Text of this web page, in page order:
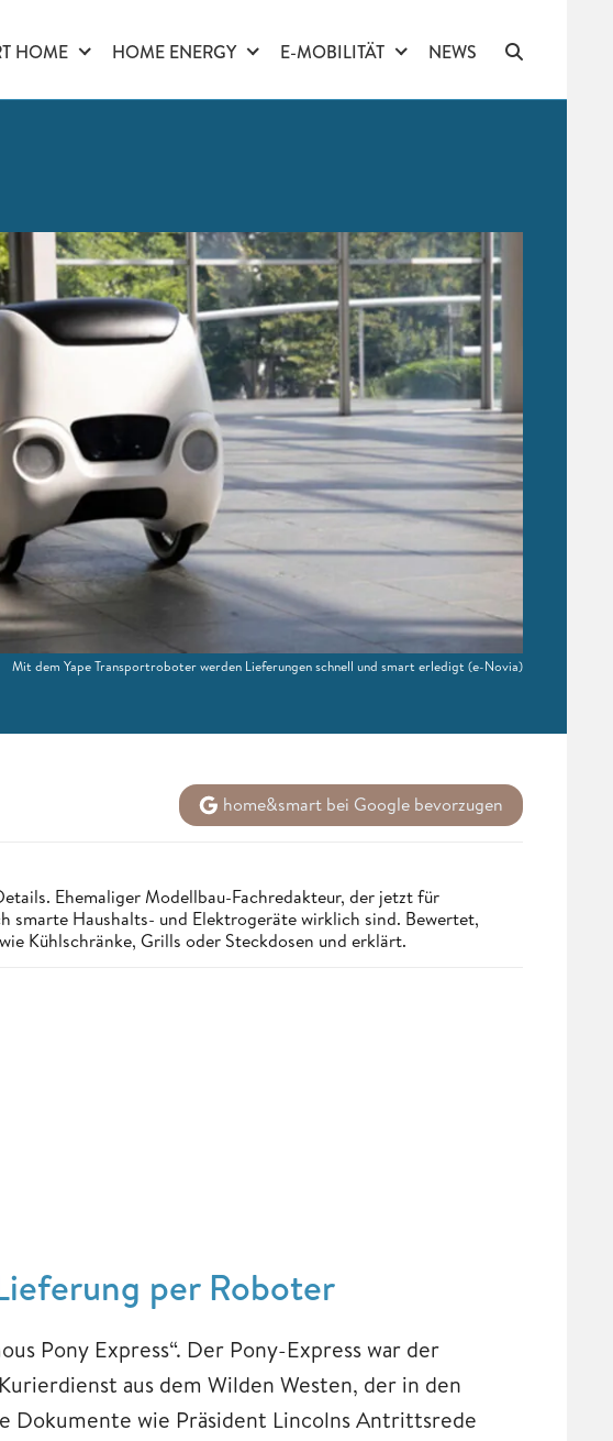
HOME HOME ENERGY E-MOBILITÄT NEWS
Mit dem Yape Transportroboter werden Lieferungen schnell und smart erledigt (e-Novia)
home&smart bei Google bevorzugen
Ehemaliger Modellbau-Fachredakteur, der jetzt für
smarte Haushalts- und Elektrogeräte wirklich sind. Bewertet,
Kühlschränke, Grills oder Steckdosen und erklärt.
per Roboter
Pony Express“. Der Pony-Express war der
aus dem Wilden Westen, der in den
Dokumente wie Präsident Lincolns Antrittsrede